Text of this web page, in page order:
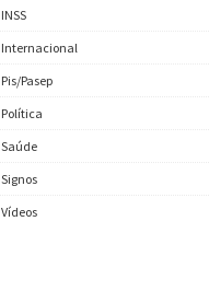
INSS
Internacional
Pis/Pasep
Política
Saúde
Signos
Vídeos